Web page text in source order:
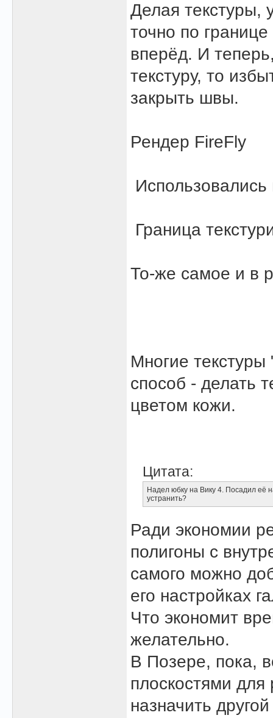
Делая текстуры,
точно по
вперёд. И
текстуру, то
закрыть швы.
Рендер FireFly
Граница
То-же самое и в
Многие
способ - делать
цветом кожи.
Цитата:
Надел юбку на Вику 4. Посадил её
устранить?
Ради экономии
полигоны с
самого можно
его настройках
Что экономит
желательно.
В Позере, пока,
плоскостями
назначить